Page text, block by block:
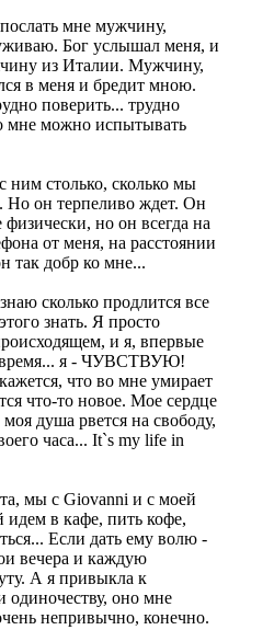
мне мужчину,
Бог услышал меня, и
из Италии. Мужчину,
в меня и бредит мною.
поверить... трудно
мне можно испытывать
ним столько, сколько мы
Но он терпеливо ждет. Он
физически, но он всегда на
от меня, на расстоянии
так добр ко мне...
сколько продлится все
знать. Я просто
и я, впервые
время... я - ЧУВСТВУЮ!
что во мне умирает
что-то новое. Мое сердце
моя душа рвется на свободу,
часа... It`s my life in
мы с Giovanni и с моей
идем в кафе, пить кофе,
Если дать ему волю -
вечера и каждую
А я привыкла к
одиночеству, оно мне
непривычно, конечно.